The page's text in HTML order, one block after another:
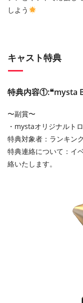
しよう
キャスト特典
特典内容①:❝mysta
〜副賞〜
・mystaオリジナルト
特典対象者：ランキン
特典連絡について：イ
絡いたします。